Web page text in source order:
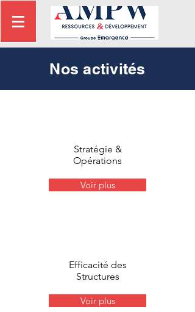
Nos activités
Stratégie &
Opérations
Voir plus
Efficacité des
Structures
Voir plus